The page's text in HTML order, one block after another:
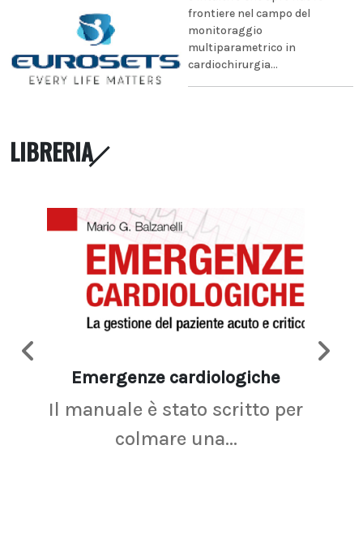
frontiere nel campo del
monitoraggio
multiparametrico in
cardiochirurgia...
LIBRERIA
Emergenze cardiologiche
Il manuale è stato scritto per
colmare una...